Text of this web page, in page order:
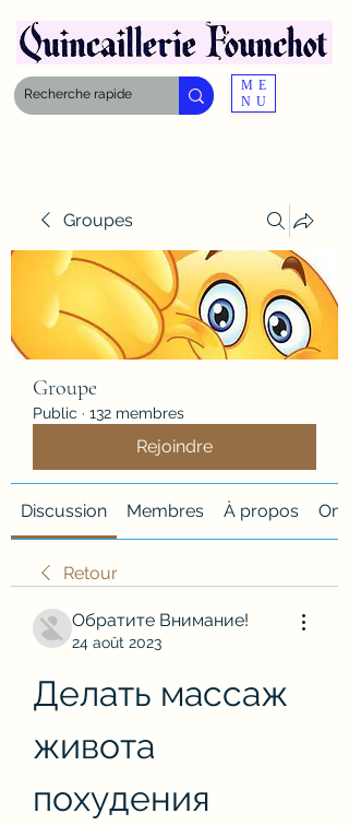
ME
NU
Groupes
Groupe
Public · 132 membres
Rejoindre
Discussion Membres À propos
Retour
Обратите Внимание!
24 août 2023
Делать массаж
живота
похудения